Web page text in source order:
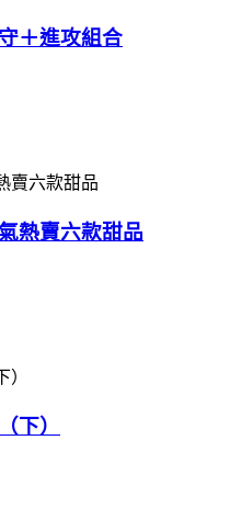
＋進攻組合
熱賣六款甜品
下）